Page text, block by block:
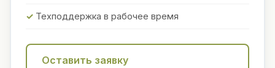
Техподдержка в рабочее время
Оставить заявку